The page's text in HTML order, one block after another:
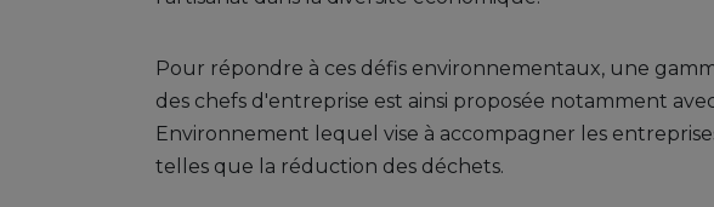
Pour répondre à ces défis environnementaux, une
des chefs d'entreprise est ainsi proposée notamment
Environnement lequel vise à accompagner les
telles que la réduction des déchets.